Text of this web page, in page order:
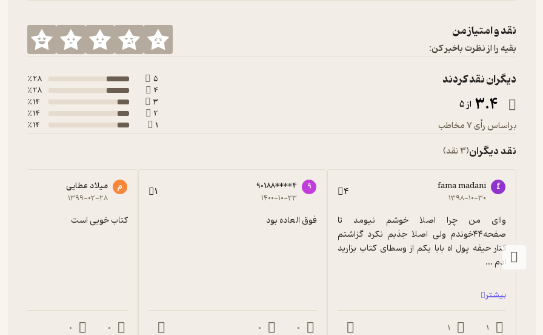
نقد و امتیاز من
بقیه را از نظرت باخبر کن:
دیگران نقد کردند
3.4 از 5
براساس رأی 7 مخاطب
5
28 ٪
4
28 ٪
3
14 ٪
2
14 ٪
1
14 ٪
نقد دیگران(3 نقد)
f
fama madani
۱۳۹۸-۱۰-۳۰ 4
ادم ...
بیشتر
1
1
9
90188****4
۱۴۰۰-۱۰-۲۳ 1
فوق العاده بود
0
0
م میلاد عطایی
۱۳۹۹-۰۲-۲۸
کتاب خوبی است
0
0